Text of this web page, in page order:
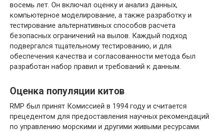
восемь лет. Он включал оценку и анализ данных,
компьютерное моделирование, а также разработку и
тестирование альтернативных способов расчета
безопасных ограничений на вылов. Каждый подход
подвергался тщательному тестированию, и для
обеспечения качества и согласованности метода был
разработан набор правил и требований к данным.
Оценка популяции китов
RMP был принят Комиссией в 1994 году и считается
прецедентом для предоставления научных рекомендаций
по управлению морскими и другими живыми ресурсами.